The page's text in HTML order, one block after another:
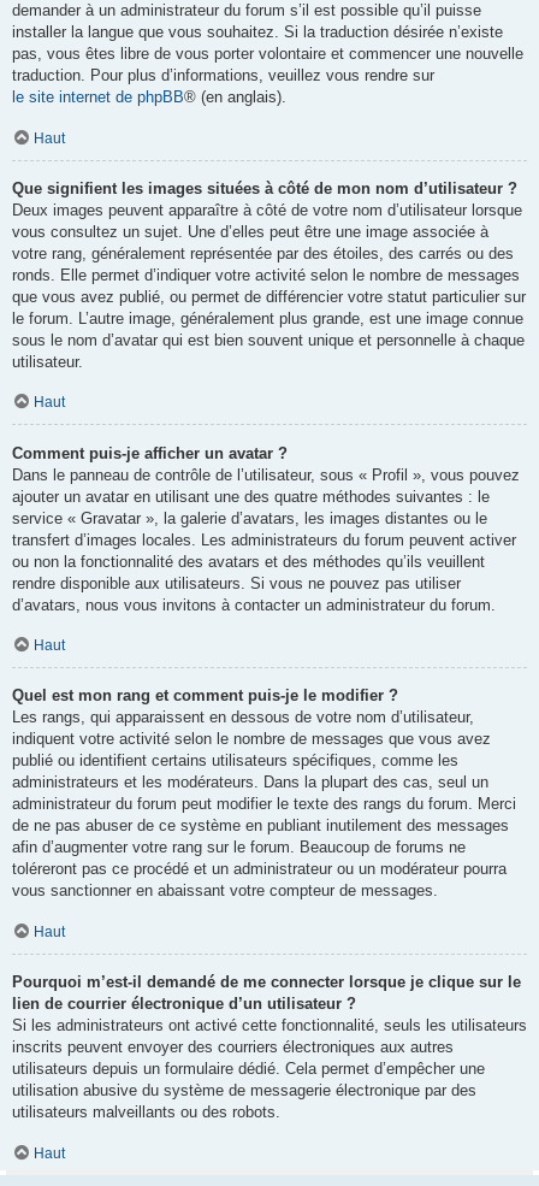
demander à un administrateur du forum s’il est possible qu’il puisse
installer la langue que vous souhaitez. Si la traduction désirée n’existe
pas, vous êtes libre de vous porter volontaire et commencer une nouvelle
traduction. Pour plus d’informations, veuillez vous rendre sur
le site internet de phpBB® (en anglais).
Haut
Que signifient les images situées à côté de mon nom d’utilisateur ?
Deux images peuvent apparaître à côté de votre nom d’utilisateur lorsque
vous consultez un sujet. Une d’elles peut être une image associée à
votre rang, généralement représentée par des étoiles, des carrés ou des
ronds. Elle permet d’indiquer votre activité selon le nombre de messages
que vous avez publié, ou permet de différencier votre statut particulier sur
le forum. L’autre image, généralement plus grande, est une image connue
sous le nom d’avatar qui est bien souvent unique et personnelle à chaque
utilisateur.
Haut
Comment puis-je afficher un avatar ?
Dans le panneau de contrôle de l’utilisateur, sous « Profil », vous pouvez
ajouter un avatar en utilisant une des quatre méthodes suivantes : le
service « Gravatar », la galerie d’avatars, les images distantes ou le
transfert d’images locales. Les administrateurs du forum peuvent activer
ou non la fonctionnalité des avatars et des méthodes qu’ils veuillent
rendre disponible aux utilisateurs. Si vous ne pouvez pas utiliser
d’avatars, nous vous invitons à contacter un administrateur du forum.
Haut
Quel est mon rang et comment puis-je le modifier ?
Les rangs, qui apparaissent en dessous de votre nom d’utilisateur,
indiquent votre activité selon le nombre de messages que vous avez
publié ou identifient certains utilisateurs spécifiques, comme les
administrateurs et les modérateurs. Dans la plupart des cas, seul un
administrateur du forum peut modifier le texte des rangs du forum. Merci
de ne pas abuser de ce système en publiant inutilement des messages
afin d’augmenter votre rang sur le forum. Beaucoup de forums ne
toléreront pas ce procédé et un administrateur ou un modérateur pourra
vous sanctionner en abaissant votre compteur de messages.
Haut
Pourquoi m’est-il demandé de me connecter lorsque je clique sur le
lien de courrier électronique d’un utilisateur ?
Si les administrateurs ont activé cette fonctionnalité, seuls les utilisateurs
inscrits peuvent envoyer des courriers électroniques aux autres
utilisateurs depuis un formulaire dédié. Cela permet d’empêcher une
utilisation abusive du système de messagerie électronique par des
utilisateurs malveillants ou des robots.
Haut